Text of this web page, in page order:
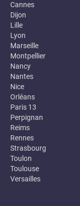
Cannes
Dijon
Lille
Lyon
Marseille
Montpellier
Nancy
Nantes
Nice
Orléans
Paris 13
Perpignan
Reims
Rennes
Strasbourg
Toulon
Toulouse
Versailles